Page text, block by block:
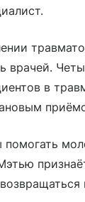
врачей.
в
помогать